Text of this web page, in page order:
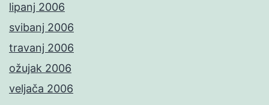
lipanj 2006
svibanj 2006
travanj 2006
ožujak 2006
veljača 2006